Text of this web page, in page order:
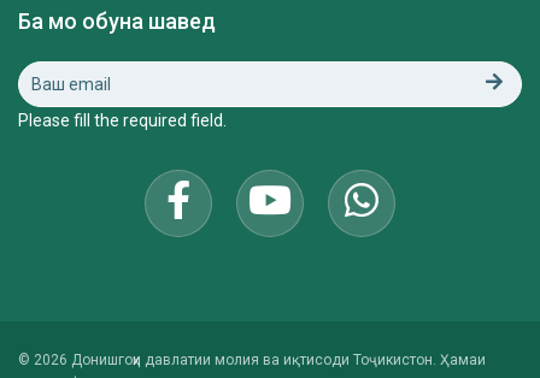
Ба мо обуна шавед
Please fill the required field.
© 2026 Донишгоҳи давлатии молия ва иқтисоди Тоҷикистон. Ҳамаи